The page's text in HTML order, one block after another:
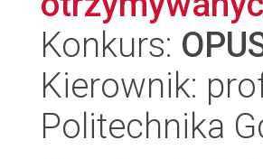
Konkurs:
Kierownik:
Politechnika